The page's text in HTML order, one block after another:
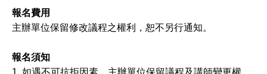
報名費用
主辦單位保留修改議程之權利，恕不另行通知。
報名須知